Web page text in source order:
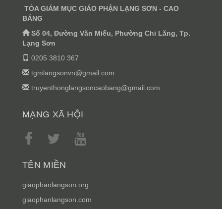
TÒA GIÁM MỤC GIÁO PHẬN LẠNG SƠN - CAO
BẰNG
Số 04, Đường Văn Miếu, Phường Chi Lăng, Tp.
Lạng Sơn
0205 3810 367
tgmlangsonvn@gmail.com
truyenthonglangsoncaobang@gmail.com
MẠNG XÃ HỘI
TÊN MIỀN
giaophanlangson.org
giaophanlangson.com